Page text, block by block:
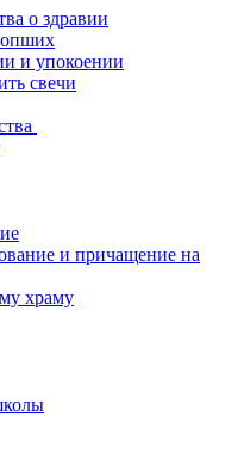
о здравии
и упокоении
свечи
и причащение на
храму